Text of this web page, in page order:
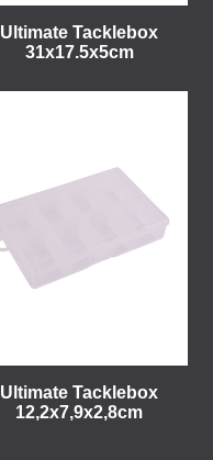
Ultimate Tacklebox
31x17.5x5cm
Ultimate Tacklebox
12,2x7,9x2,8cm